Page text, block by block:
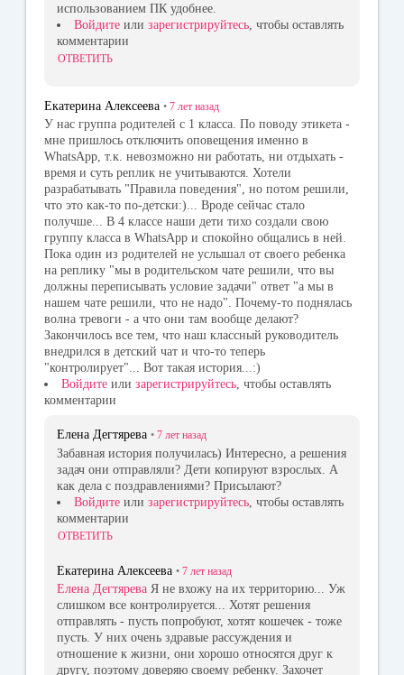
использованием ПК удобнее.
Войдите или зарегистрируйтесь , чтобы оставлять
комментарии
ОТВЕТИТЬ
Екатерина Алексеева • 7 лет назад
У нас группа родителей с 1 класса. По поводу этикета -
мне пришлось отключить оповещения именно в
WhatsApp, т.к. невозможно ни работать, ни отдыхать -
время и суть реплик не учитываются. Хотели
разрабатывать "Правила поведения", но потом решили,
что это как-то по-детски:)... Вроде сейчас стало
получше... В 4 классе наши дети тихо создали свою
группу класса в WhatsApp и спокойно общались в ней.
Пока один из родителей не услышал от своего ребенка
на реплику "мы в родительском чате решили, что вы
должны переписывать условие задачи" ответ "а мы в
нашем чате решили, что не надо". Почему-то поднялась
волна тревоги - а что они там вообще делают?
Закончилось все тем, что наш классный руководитель
внедрился в детский чат и что-то теперь
"контролирует"... Вот такая история...:)
Войдите или зарегистрируйтесь, чтобы оставлять
комментарии
Елена Дегтярева • 7 лет назад
Забавная история получилась) Интересно, а решения
задач они отправляли? Дети копируют взрослых. А
как дела с поздравлениями? Присылают?
Войдите или зарегистрируйтесь , чтобы оставлять
комментарии
ОТВЕТИТЬ
Екатерина Алексеева • 7 лет назад
Елена Дегтярева Я не вхожу на их территорию... Уж
слишком все контролируется... Хотят решения
отправлять - пусть попробуют, хотят кошечек - тоже
пусть. У них очень здравые рассуждения и
отношение к жизни, они хорошо относятся друг к
другу, поэтому доверяю своему ребенку. Захочет